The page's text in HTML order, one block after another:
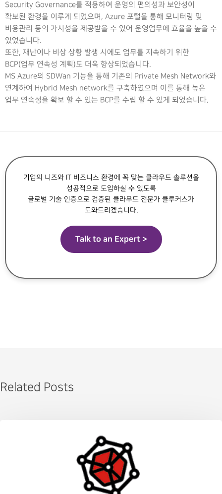
Security Governance를 적용하여 운영의 편의성과 보안성이
확보된 환경을 이루게 되었으며, Azure 포털을 통해 모니터링 및
비용관리 등의 가시성을 제공받을 수 있어 운영업무에 효율을 높을 수
있었습니다.
또한, 재난이나 비상 상황 발생 시에도 업무를 지속하기 위한
BCP(업무 연속성 계획)도 더욱 향상되었습니다.
MS Azure의 SDWan 기능을 통해 기존의 Private Mesh Network와
연계하여 Hybrid Mesh network를 구축하였으며 이를 통해 높은
업무 연속성을 확보 할 수 있는 BCP를 수립 할 수 있게 되었습니다.
기업의 니즈와 IT 비즈니스 환경에 꼭 맞는 클라우드 솔루션을
성공적으로 도입하실 수 있도록
글로벌 기술 인증으로 검증된 클라우드 전문가 클루커스가
도와드리겠습니다.
Talk to an Expert >
Related Posts